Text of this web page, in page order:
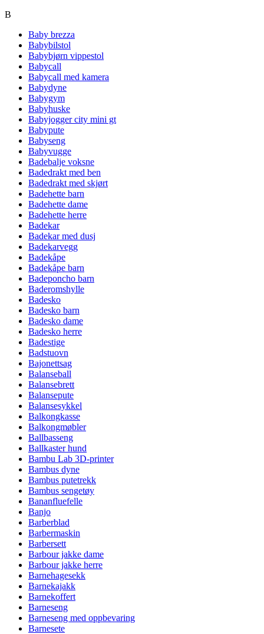
B
Baby brezza
Babybilstol
Babybjørn vippestol
Babycall
Babycall med kamera
Babydyne
Babygym
Babyhuske
Babyjogger city mini gt
Babypute
Babyseng
Babyvugge
Badebalje voksne
Badedrakt med ben
Badedrakt med skjørt
Badehette barn
Badehette dame
Badehette herre
Badekar
Badekar med dusj
Badekarvegg
Badekåpe
Badekåpe barn
Badeponcho barn
Baderomshylle
Badesko
Badesko barn
Badesko dame
Badesko herre
Badestige
Badstuovn
Bajonettsag
Balanseball
Balansebrett
Balansepute
Balansesykkel
Balkongkasse
Balkongmøbler
Ballbasseng
Ballkaster hund
Bambu Lab 3D-printer
Bambus dyne
Bambus putetrekk
Bambus sengetøy
Bananfluefelle
Banjo
Barberblad
Barbermaskin
Barbersett
Barbour jakke dame
Barbour jakke herre
Barnehagesekk
Barnekajakk
Barnekoffert
Barneseng
Barneseng med oppbevaring
Barnesete